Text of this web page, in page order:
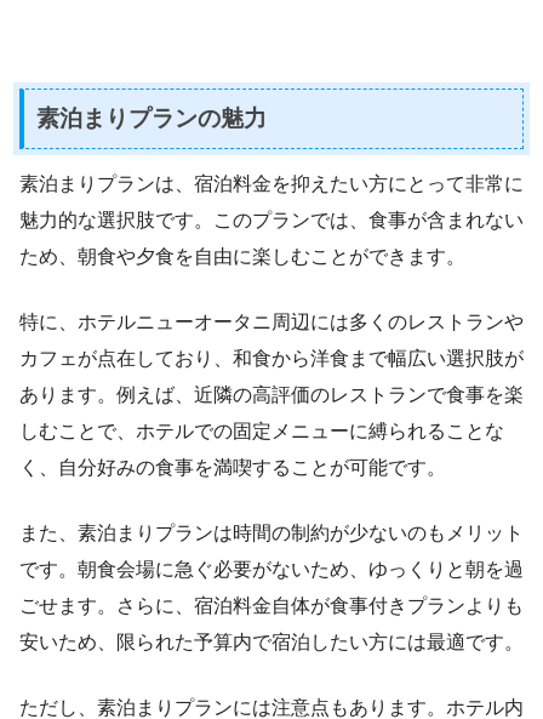
素泊まりプランの魅力
素泊まりプランは、宿泊料金を抑えたい方にとって非常に
魅力的な選択肢です。このプランでは、食事が含まれない
ため、朝食や夕食を自由に楽しむことができます。
特に、ホテルニューオータニ周辺には多くのレストランや
カフェが点在しており、和食から洋食まで幅広い選択肢が
あります。例えば、近隣の高評価のレストランで食事を楽
しむことで、ホテルでの固定メニューに縛られることな
く、自分好みの食事を満喫することが可能です。
また、素泊まりプランは時間の制約が少ないのもメリット
です。朝食会場に急ぐ必要がないため、ゆっくりと朝を過
ごせます。さらに、宿泊料金自体が食事付きプランよりも
安いため、限られた予算内で宿泊したい方には最適です。
ただし、素泊まりプランには注意点もあります。ホテル内